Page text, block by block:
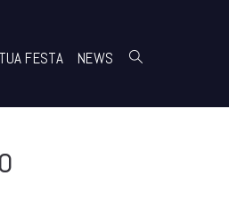
FESTA NEWS